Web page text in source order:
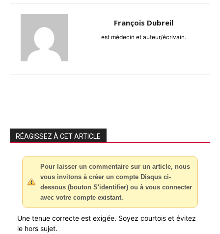
François Dubreil
est médecin et auteur/écrivain.
RÉAGISSEZ À CET ARTICLE
Pour laisser un commentaire sur un article, nous
vous invitons à créer un compte Disqus ci-
dessous (bouton S'identifier) ou à vous connecter
avec votre compte existant.
Une tenue correcte est exigée. Soyez courtois et évitez
le hors sujet.